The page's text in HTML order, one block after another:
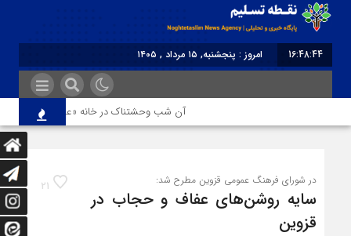
16:48:44
امروز : پنجشنبه, ۱۵ مرداد , ۱۴۰۵
آن شب وحشتناک در خانه «عصمت»
21 در شورای فرهنگ عمومی قزوین مطرح شد:
سایه روشن‌های عفاف و حجاب در
قزوین